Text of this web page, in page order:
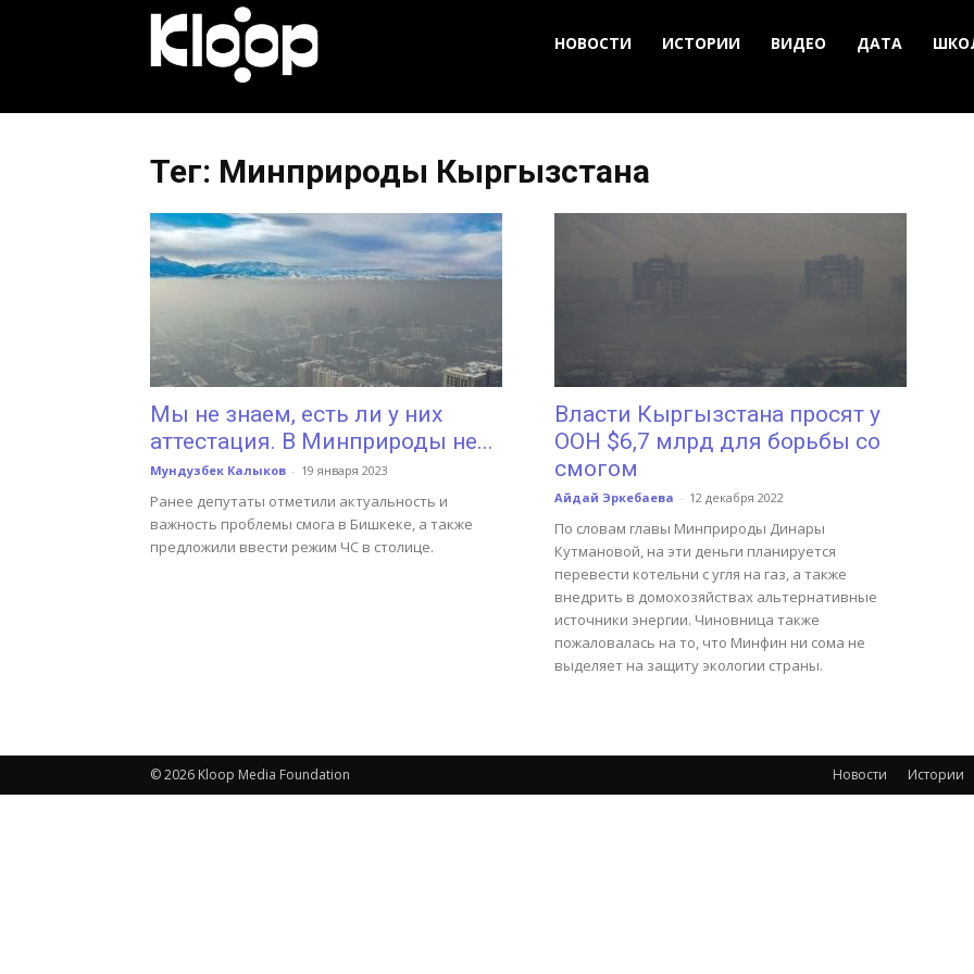
Новости
Кыргызстана
НОВОСТИ ИСТОРИИ ВИДЕО ДАТА
Тег: Минприроды Кыргызстана
Мы не знаем, есть ли у них
аттестация. В Минприроды не...
Мундузбек Калыков - 19 января 2023
Ранее депутаты отметили актуальность и
важность проблемы смога в Бишкеке, а также
предложили ввести режим ЧС в столице.
Власти Кыргызстана просят у
ООН $6,7 млрд для борьбы со
смогом
Айдай Эркебаева - 12 декабря 2022
По словам главы Минприроды Динары
Кутмановой, на эти деньги планируется
перевести котельни с угля на газ, а также
внедрить в домохозяйствах альтернативные
источники энергии. Чиновница также
пожаловалась на то, что Минфин ни сома не
выделяет на защиту экологии страны.
Новости Истории
© 2026 Kloop Media Foundation